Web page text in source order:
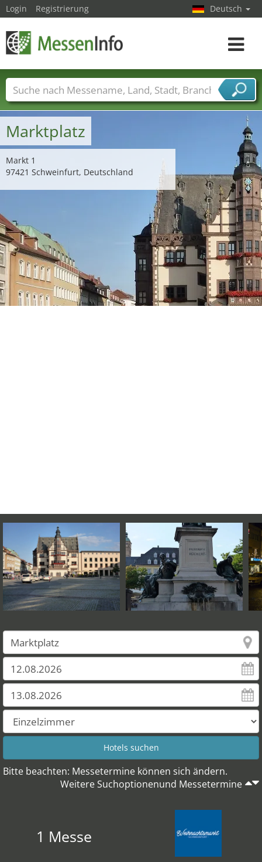
Marktplatz
Markt 1
97421 Schweinfurt, Deutschland
Bitte beachten: Messetermine können sich ändern.
Weitere Suchoptionenund Messetermine
1 Messe
Login Registrierung Deutsch
Toggle
Messenamen Länder Städte
Branchen
Dienstleisterbranchen